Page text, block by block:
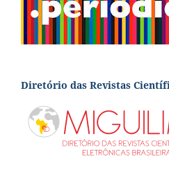
Diretório das Revistas